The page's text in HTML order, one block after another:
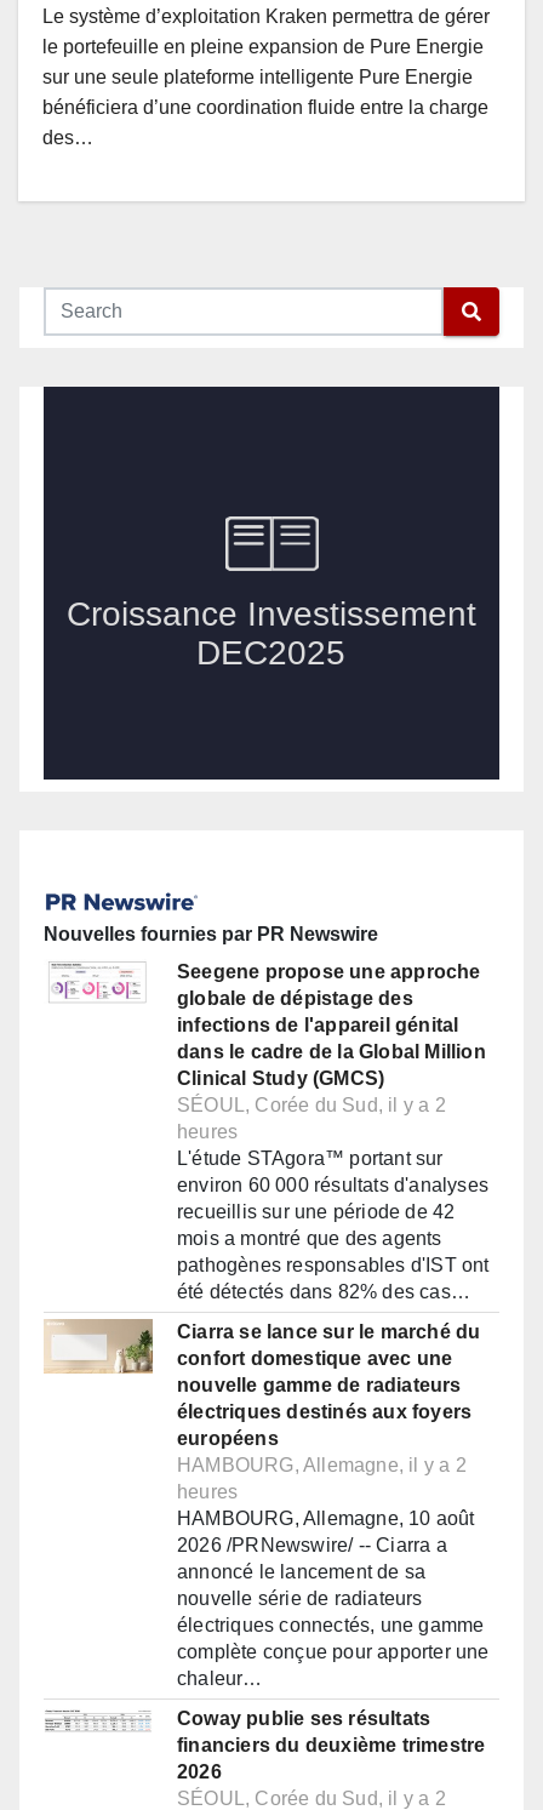
Le système d’exploitation Kraken permettra de gérer
le portefeuille en pleine expansion de Pure Energie
sur une seule plateforme intelligente Pure Energie
bénéficiera d’une coordination fluide entre la charge
des…
Nouvelles fournies par PR Newswire
Seegene propose une approche
globale de dépistage des
infections de l'appareil génital
dans le cadre de la Global Million
Clinical Study (GMCS)
SÉOUL, Corée du Sud, il y a 2
heures
L'étude STAgora™ portant sur
environ 60 000 résultats d'analyses
recueillis sur une période de 42
mois a montré que des agents
pathogènes responsables d'IST ont
été détectés dans 82% des cas…
Ciarra se lance sur le marché du
confort domestique avec une
nouvelle gamme de radiateurs
électriques destinés aux foyers
européens
HAMBOURG, Allemagne, il y a 2
heures
HAMBOURG, Allemagne, 10 août
2026 /PRNewswire/ -- Ciarra a
annoncé le lancement de sa
nouvelle série de radiateurs
électriques connectés, une gamme
complète conçue pour apporter une
chaleur…
Coway publie ses résultats
financiers du deuxième trimestre
2026
SÉOUL, Corée du Sud, il y a 2